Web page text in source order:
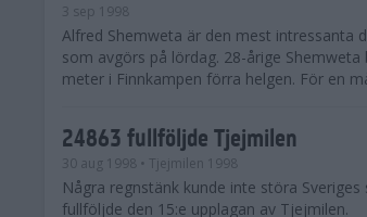
3 sep 1998
Alfred Shemweta är den mest intressanta
som avgörs på lördag. 28-årige Shemweta
meter i Finnkampen förra helgen. För en
24863 fullföljde Tjejmilen
30 aug 1998 • Tjejmilen 1998
Några regnstänk kunde inte störa
fullföljde den 15:e upplagan av Tjejmilen.